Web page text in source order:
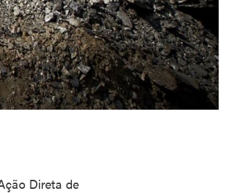
Direta de